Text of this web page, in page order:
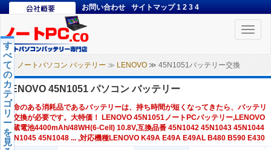
お問い合わせ サイトマップ 1 2 3 4
Toggle
ノートパソコン バッテリー ≫ LENOVO ≫ 45N1051バッテリー交換
す
べ
て
の
カ
テ
ゴ
リ
ー
を
見
LENOVO 45N1051 パソコン バッテリー
寿命のある消耗品であるバッテリーは、持ち時間が短くなってきたら、バッテリ
ー交換が必要です。大特価！ LENOVO 45N1051ノートPCバッテリー,LENOVO
内蔵電池4400mAh/48WH(6-Cell) 10.8V,互換品番 45N1042 45N1043 45N1044
45N1045 45N1048 ... ,対応機種LENOVO K49A E49A E49AL B480 B590 E430